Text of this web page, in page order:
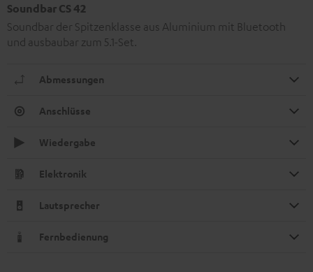
Soundbar CS 42
Soundbar der Spitzenklasse aus Aluminium mit Bluetooth
und ausbaubar zum 5.1-Set.
Abmessungen
Anschlüsse
Wiedergabe
Elektronik
Lautsprecher
Fernbedienung